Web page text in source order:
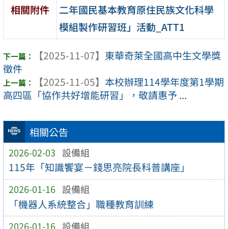
相關公告
2026-02-03 設備組
115年「知識饗宴－錢思亮院長科普講座」
2026-01-16 設備組
「機器人系統整合」職種教育訓練
2026-01-16 設備組
相關附件
二年國民基本教育原住民族文化科學
模組製作研習班」活動_ATT1
【2025-11-07】 東華奇萊全國高中生文學獎
徵件
【2025-11-05】 本校辦理114學年度第1學期
高四區「協作共好增能研習」，敬請惠予 ...